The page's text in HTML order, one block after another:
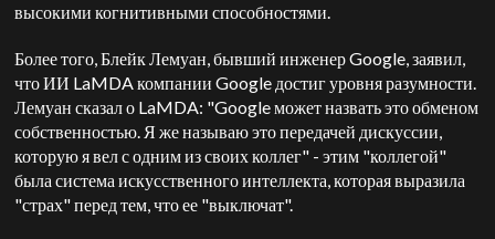
высокими когнитивными способностями.
Более того, Блейк Лемуан, бывший инженер Google, заявил,
что ИИ LaMDA компании Google достиг уровня разумности.
Лемуан сказал о LaMDA: "Google может назвать это обменом
собственностью. Я же называю это передачей дискуссии,
которую я вел с одним из своих коллег" - этим "коллегой"
была система искусственного интеллекта, которая выразила
"страх" перед тем, что ее "выключат".